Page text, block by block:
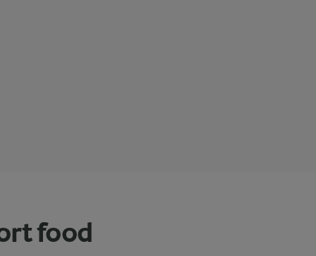
food